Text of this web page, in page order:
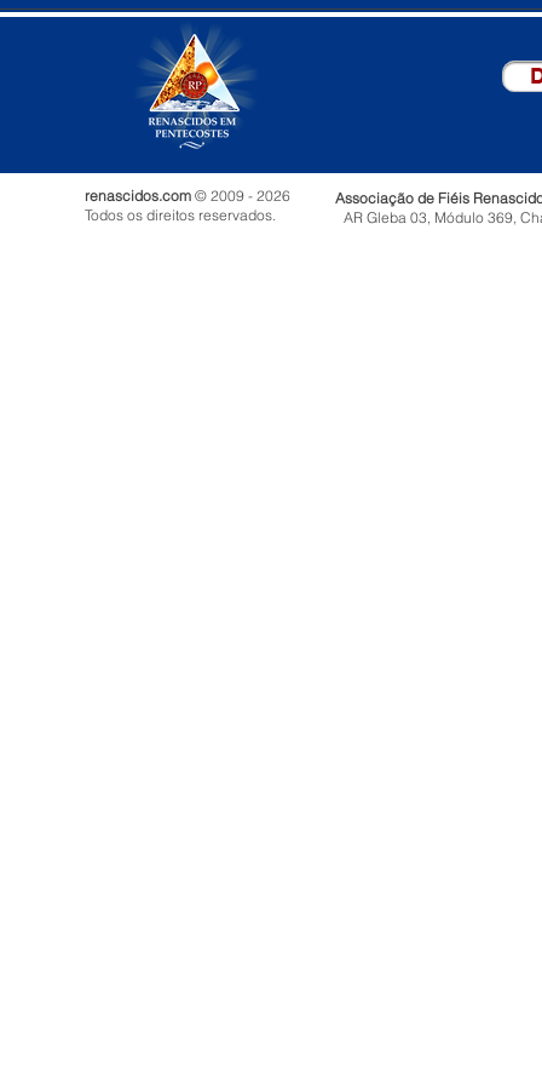
renascidos.com © 2009 - 2026
Todos os direitos reservados.
Associação de Fiéis
AR Gleba 03, Módulo 369,